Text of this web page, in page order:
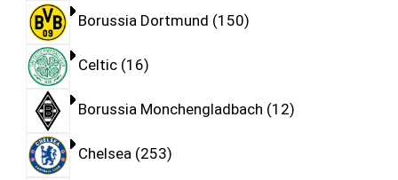
Borussia Dortmund 150
Celtic 16
Borussia Monchengladbach 12
Chelsea 253